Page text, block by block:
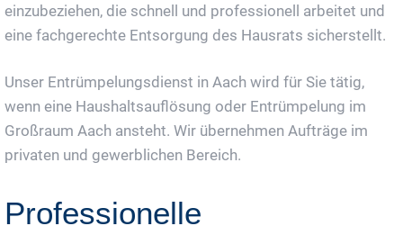
einzubeziehen, die schnell und professionell arbeitet und
eine fachgerechte Entsorgung des Hausrats sicherstellt.
Unser Entrümpelungsdienst in Aach wird für Sie tätig,
wenn eine Haushaltsauflösung oder Entrümpelung im
Großraum Aach ansteht. Wir übernehmen Aufträge im
privaten und gewerblichen Bereich.
Professionelle